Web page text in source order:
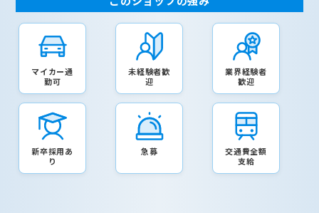
マイカー通
勤可
未経験者歓
迎
業界経験者
歓迎
新卒採用あ
り
急募
交通費全額
支給